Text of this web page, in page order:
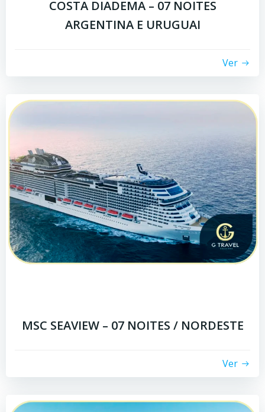
COSTA DIADEMA – 07 NOITES
ARGENTINA E URUGUAI
Ver
MSC SEAVIEW – 07 NOITES / NORDESTE
Ver